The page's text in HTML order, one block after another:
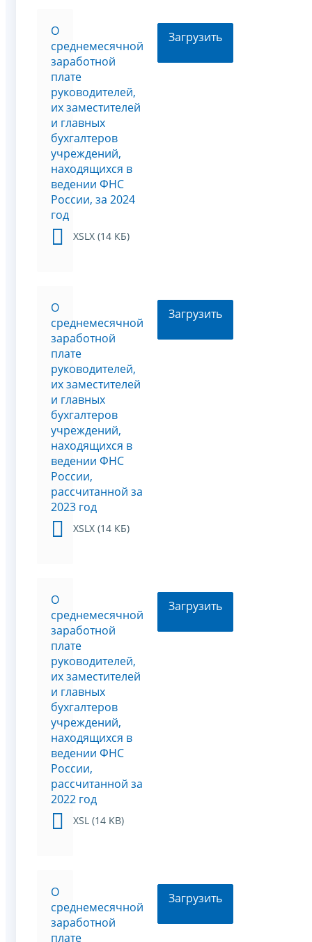
О
среднемесячной
заработной
плате
руководителей,
их заместителей
и главных
бухгалтеров
учреждений,
находящихся в
ведении ФНС
России, за 2024
год
XSLX (14 КБ)
Загрузить
О
среднемесячной
заработной
плате
руководителей,
их заместителей
и главных
бухгалтеров
учреждений,
находящихся в
ведении ФНС
России,
рассчитанной за
2023 год
XSLX (14 КБ)
Загрузить
О
среднемесячной
заработной
плате
руководителей,
их заместителей
и главных
бухгалтеров
учреждений,
находящихся в
ведении ФНС
России,
рассчитанной за
2022 год
XSL (14 KB)
Загрузить
О
среднемесячной
заработной
плате
Загрузить